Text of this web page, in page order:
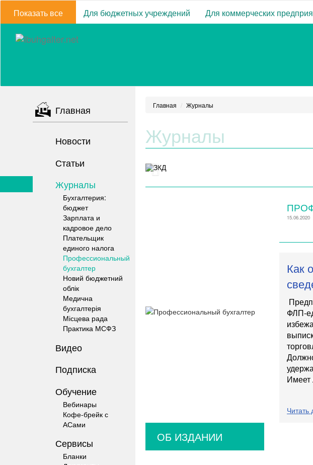
Показать все Для бюджетных учреждений Для коммерческих
Главная
Новости
Статьи
Журналы
Бухгалтерия:
бюджет
Зарплата и
кадровое дело
Плательщик
единого налога
Профессиональный
бухгалтер
Новий бюджетний
облік
Медична
бухгалтерія
Місцева рада
Практика МСФЗ
Видео
Подписка
Обучение
Вебинары
Кофе-брейк с
АСами
Сервисы
Бланки
Главная Журналы
Журналы
15.06.2020
Как
ФЛП-
Имеет
Читать
ОБ ИЗДАНИИ